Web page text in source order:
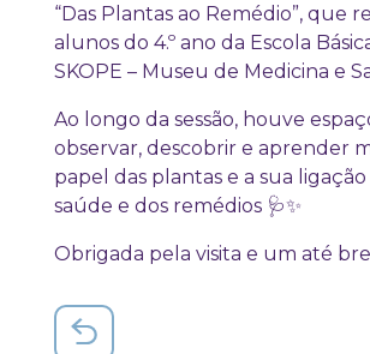
“Das Plantas ao Remédio”, que
alunos do 4.º ano da Escola
SKOPE – Museu de Medicina e
Ao longo da sessão, houve
observar, descobrir e aprender
papel das plantas e a sua
saúde e dos remédios 🩺✨
Obrigada pela visita e um até